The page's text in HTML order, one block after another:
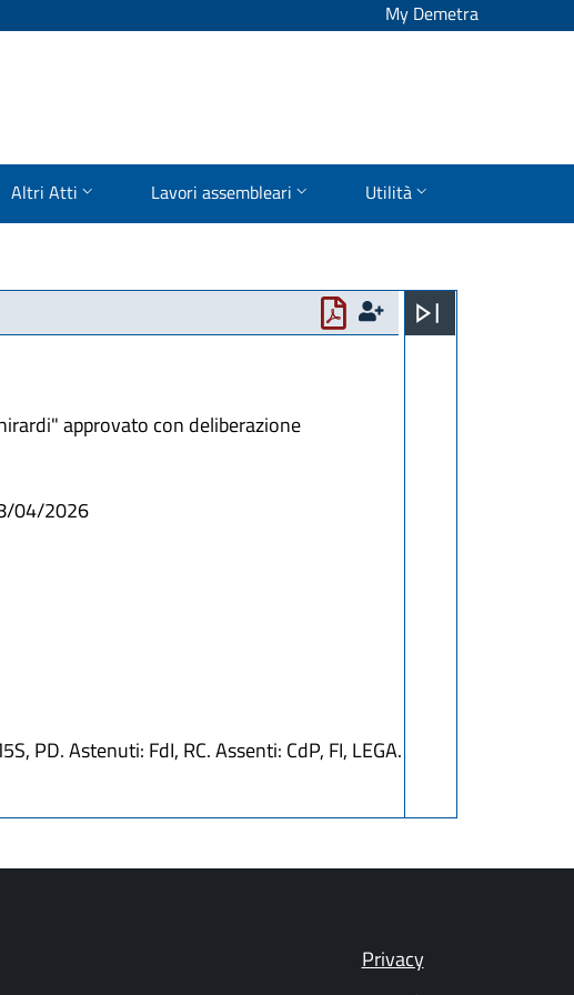
My Demetra
Altri Atti Lavori assembleari Utilità
approvato con deliberazione
04/2026
PD. Astenuti: FdI, RC. Assenti: CdP, FI, LEGA.
Privacy